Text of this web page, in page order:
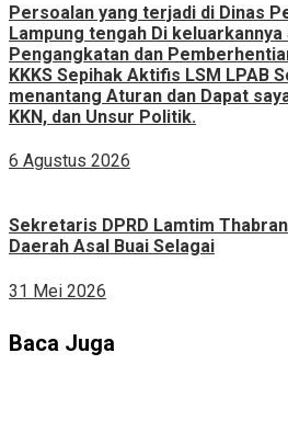
Persoalan yang terjadi di Dinas
Lampung tengah Di
Pengangkatan dan
KKKS Sepihak Aktifis LSM LPAB
menantang Aturan dan Dapat
KKN, dan Unsur Politik.
6 Agustus 2026
Sekretaris DPRD Lamtim
Daerah Asal Buai Selagai
31 Mei 2026
Baca Juga